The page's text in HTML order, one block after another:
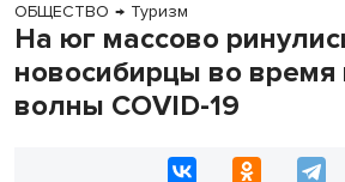
ОБЩЕСТВО → Туризм
На юг массово
новосибирцы во время
волны COVID-19